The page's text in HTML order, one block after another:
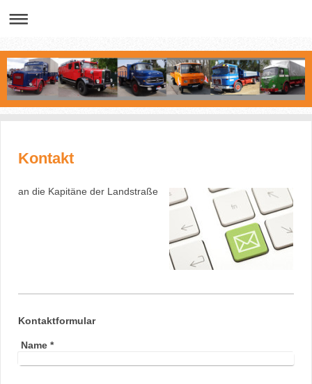
Kontakt
an die Kapitäne der Landstraße
Kontaktformular
Name*